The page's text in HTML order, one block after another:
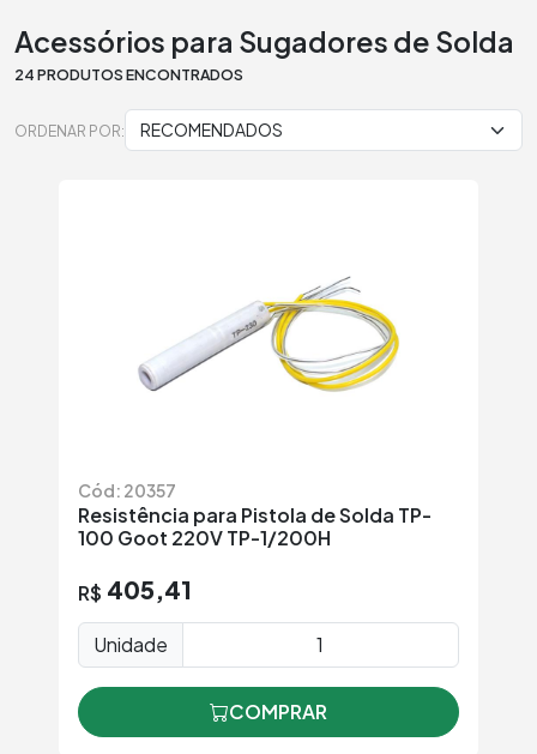
Acessórios para Sugadores de Solda
24 PRODUTOS ENCONTRADOS
ORDENAR POR:
Cód: 20357
Resistência para Pistola de Solda TP-
100 Goot 220V TP-1/200H
R$ 405,41
Unidade
COMPRAR